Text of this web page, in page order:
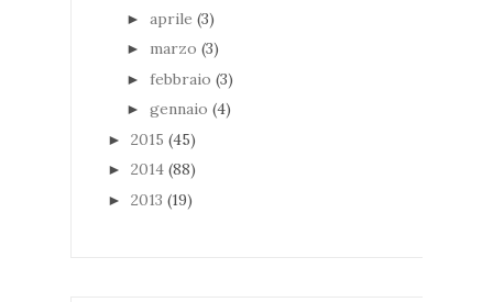
► aprile (3)
► marzo (3)
► febbraio (3)
► gennaio (4)
► 2015 (45)
► 2014 (88)
► 2013 (19)